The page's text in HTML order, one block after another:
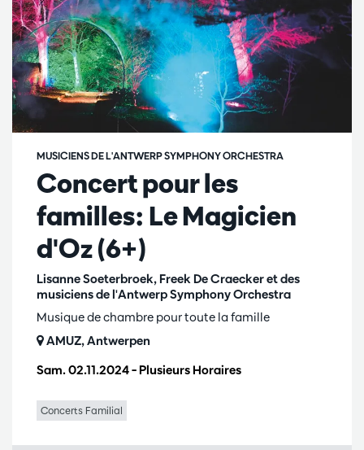
Concert pour les
familles: Le Magicien
d'Oz (6+)
Lisanne Soeterbroek, Freek De Craecker et des
musiciens de l'Antwerp Symphony Orchestra
MUSICIENS DE L'ANTWERP SYMPHONY ORCHESTRA
Sam. 02.11.2024– Plusieurs Horaires
Musique de chambre pour toute la famille
AMUZ, Antwerpen
Concerts Familial